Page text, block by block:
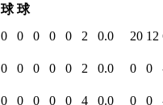
球 球
0 0 0 0 0 2 0.0 20 12
0 0 0 0 0 2 0.0 0 0
0 0 0 0 0 4 0.0 0 0